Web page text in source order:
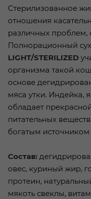
Стерилизованное
отношения
различных проблем,
Полнорационный
LIGHT/STERILIZED
организма такой
основе
мяса утки. Индейка,
обладает
питательных
богатым
Состав:
овес, куриный жир,
протеин,
мякоть свеклы,